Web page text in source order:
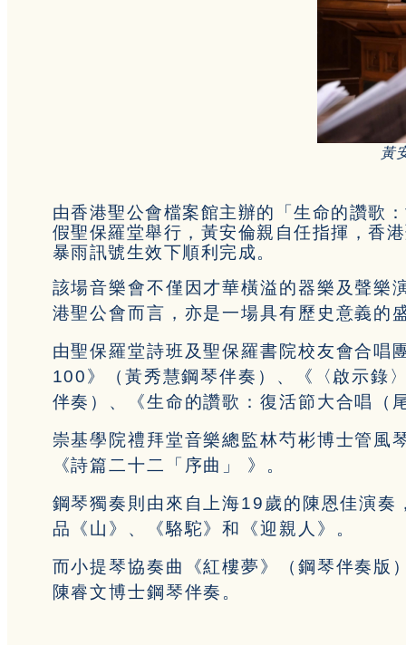
黃
由香港聖公會檔案館主辦的「生命的讚歌
假聖保羅堂舉行，黃安倫親自任指揮，香
暴雨訊號生效下順利完成。
該場音樂會不僅因才華橫溢的器樂及聲樂
港聖公會而言，亦是一場具有歷史意義的
由聖保羅堂詩班及聖保羅書院校友會合唱
100》（黃秀慧鋼琴伴奏）、《〈啟示錄
伴奏）、《生命的讚歌：復活節大合唱（
崇基學院禮拜堂音樂總監林芍彬博士管風
《詩篇二十二「序曲」 》。
鋼琴獨奏則由來自上海19歲的陳恩佳演
品《山》、《駱駝》和《迎親人》。
而小提琴協奏曲《紅樓夢》（鋼琴伴奏版
陳睿文博士鋼琴伴奏。